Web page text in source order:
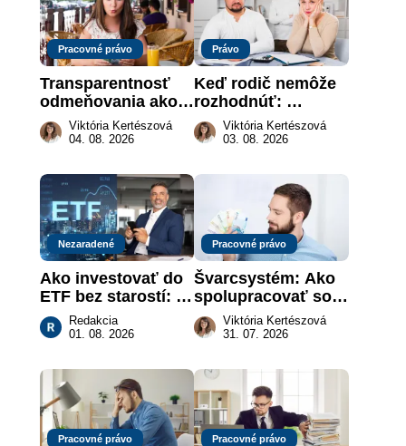
Pracovné právo
Transparentnosť
odmeňovania ako
právna povinnosť:
revolúcia na
práce
Viktória Kertészová
04. 08. 2026
Právo
Keď rodič nemôže
rozhodnúť:
nahradenie prejavu
vôle súdom v
Viktória Kertészová
03. 08. 2026
Nezaradené
Ako investovať do
ETF bez starostí:
Investičné plány,
ktoré urobia prácu
Redakcia
01. 08. 2026
Pracovné právo
Švarcsystém: Ako
spolupracovať so
živnostníkom
legálne a bez
Viktória Kertészová
31. 07. 2026
Pracovné právo Pracovné právo